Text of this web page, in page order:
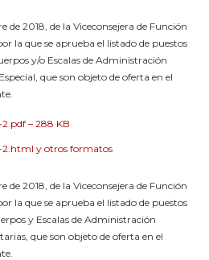
de 2018, de la Viceconsejera de Función
la que se aprueba el listado de puestos
y/o Escalas de Administración
que son objeto de oferta en el
– 288 KB
2.html y otros formatos
de 2018, de la Viceconsejera de Función
la que se aprueba el listado de puestos
y Escalas de Administración
que son objeto de oferta en el